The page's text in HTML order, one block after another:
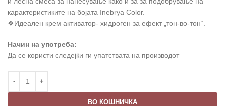
карактеристиките на бојата Inebrya Color.
❖Идеален крем активатор- хидроген за ефект „тон-во-тон“.
Начин на употреба:
Да се користи следејќи ги упатствата на производот
ВО КОШНИЧКА